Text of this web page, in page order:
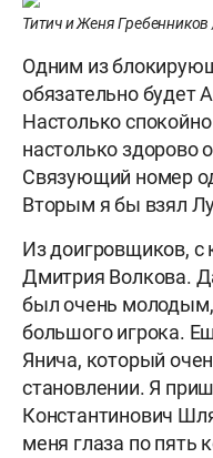
Титич и Женя
Одним из
обязательно будет
Настолько
настолько здорово
Связующий номер
Вторым я бы взял
Из доигровщиков,
Дмитрия Волкова.
был очень
большого игрока.
Янича, который
становлении. Я
Константинович
меня глаза по пять